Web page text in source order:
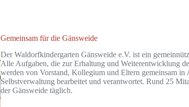
Gemeinsam für die Gänsweide
Der Waldorfkindergarten Gänsweide e.V. ist ein
Alle Aufgaben, die zur Erhaltung und Weiterentwicklung
werden von Vorstand, Kollegium und Eltern gemeinsam in
Selbstverwaltung bearbeitet und verantwortet. Rund 25
der Gänsweide täglich.